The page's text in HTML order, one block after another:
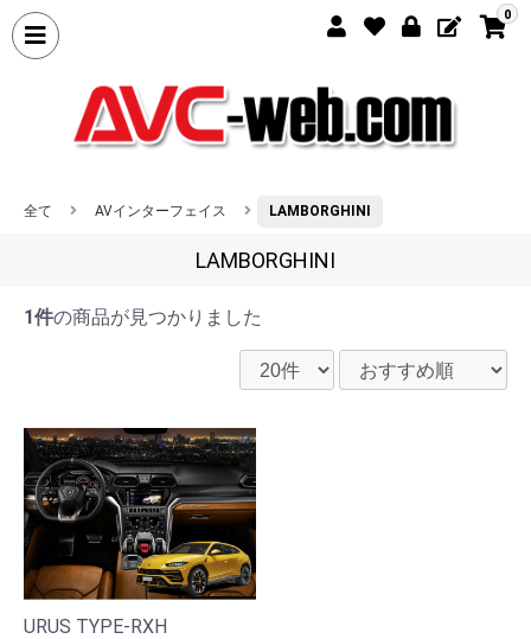
0
全て AVインターフェイス LAMBORGHINI
LAMBORGHINI
1件の商品が見つかりました
URUS TYPE-RXH